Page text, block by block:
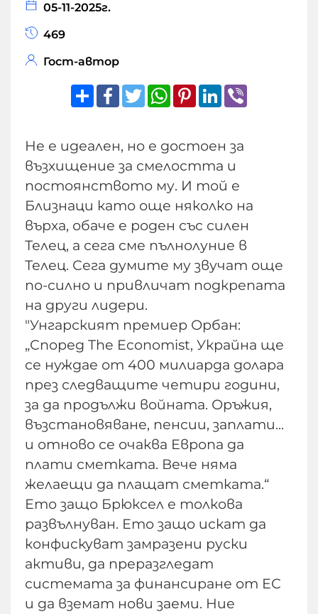
05-11-2025г.
469
Гост-автор
ShareFacebook
TwitterWhatsApp
Pinterest
LinkedIn
Не е идеален, но е достоен за
възхищение за смелостта и
постоянството му. И той е
Близнаци като още няколко на
върха, обаче е роден със силен
Телец, а сега сме пълнолуние в
Телец. Сега думите му звучат още
по-силно и привличат подкрепата
на други лидери.
"Унгарският премиер Орбан:
„Според The ​​Economist, Украйна ще
се нуждае от 400 милиарда долара
през следващите четири години,
за да продължи войната. Оръжия,
възстановяване, пенсии, заплати...
и отново се очаква Европа да
плати сметката. Вече няма
желаещи да плащат сметката.“
Ето защо Брюксел е толкова
развълнуван. Ето защо искат да
конфискуват замразени руски
активи, да преразгледат
системата за финансиране от ЕС
и да вземат нови заеми. Ние